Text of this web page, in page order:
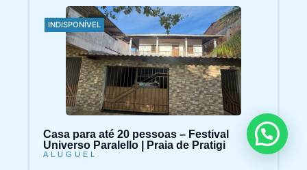
INDISPONÍVEL
Casa para até 20 pessoas – Festival
Universo Paralello | Praia de Pratigi
ALUGUEL